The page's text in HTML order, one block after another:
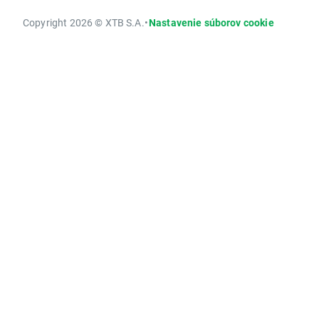
Copyright 2026 © XTB S.A.•Nastavenie súborov cookie